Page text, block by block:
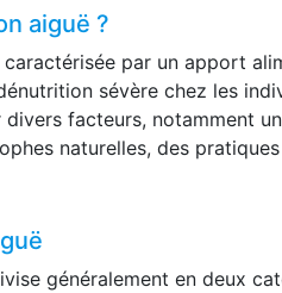
aiguë ?
par un apport
sévère chez les
facteurs, notamment
naturelles, des
généralement en deux